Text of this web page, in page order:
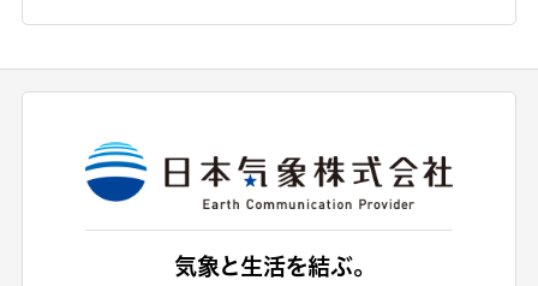
気象と生活を結ぶ。